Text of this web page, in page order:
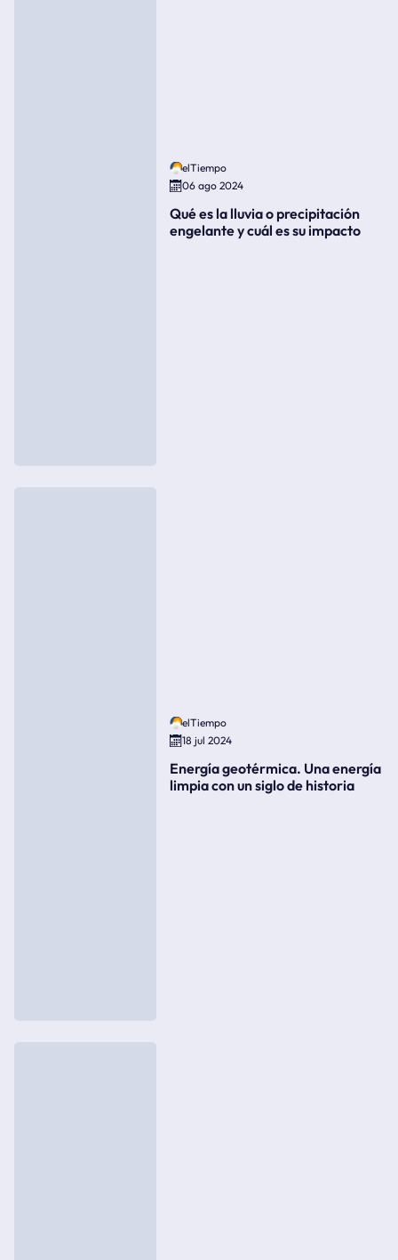
elTiempo
06 ago 2024
Qué es la lluvia o precipitación
engelante y cuál es su impacto
elTiempo
18 jul 2024
Energía geotérmica. Una energía
limpia con un siglo de historia